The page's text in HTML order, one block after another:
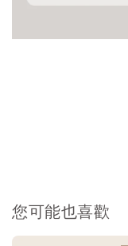
您可能也喜歡